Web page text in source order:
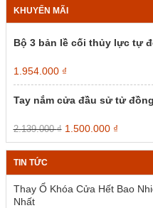
KHUYẾN MÃI
Bộ 3 bản lề cối thủy lực tự
Giá
gốc
là:
2.385.000 ₫.
1.954.000 ₫Giá
hiện
tại
Tay nắm cửa đầu sử tử
2.139.000₫ Giá
gốc
là:
1.500.000 ₫Giá
hiện
tại
TIN TỨC
Thay Ổ Khóa Cửa Hết Bao
Nhất